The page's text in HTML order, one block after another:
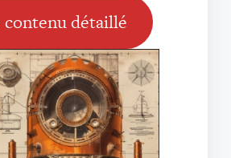
détaillé